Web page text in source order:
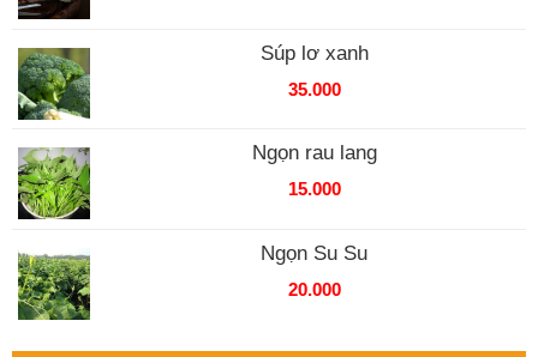
Súp lơ xanh
35.000
Ngọn rau lang
15.000
Ngọn Su Su
20.000